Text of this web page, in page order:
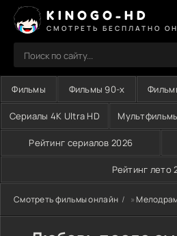
KINOGO-HD
СМОТРЕТЬ БЕСПЛАТНО
Фильмы Фильмы 90-х
Сериалы 4K Ultra HD
Рейтинг сериалов 2026
Рейтинг лето
Смотреть фильмы онлайн »